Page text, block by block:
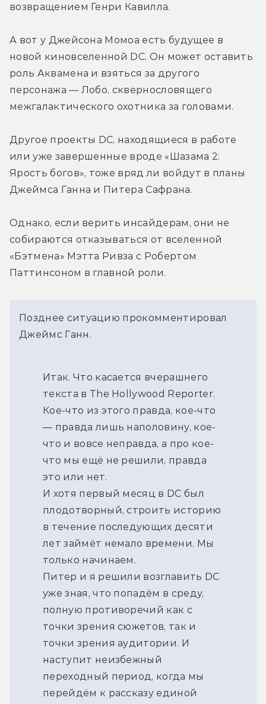
возвращением Генри Кавилла.
А вот у Джейсона Момоа есть будущее в
новой киновселенной DC. Он может оставить
роль Аквамена и взяться за другого
персонажа — Лобо, сквернословящего
межгалактического охотника за головами.
Другое проекты DC, находящиеся в работе
или уже завершенные вроде «Шазама 2:
Ярость богов», тоже вряд ли войдут в планы
Джеймса Ганна и Питера Сафрана.
Однако, если верить инсайдерам, они не
собираются отказываться от вселенной
«Бэтмена» Мэтта Ривза с Робертом
Паттинсоном в главной роли.
Позднее ситуацию прокомментировал
Джеймс Ганн.
Итак. Что касается вчерашнего
текста в The Hollywood Reporter.
Кое-что из этого правда, кое-что
— правда лишь наполовину, кое-
что и вовсе неправда, а про кое-
что мы ещё не решили, правда
это или нет.
И хотя первый месяц в DC был
плодотворный, строить историю
в течение последующих десяти
лет займёт немало времени. Мы
только начинаем.
Питер и я решили возглавить DC
уже зная, что попадём в среду,
полную противоречий как с
точки зрения сюжетов, так и
точки зрения аудитории. И
наступит неизбежный
переходный период, когда мы
перейдём к рассказу единой